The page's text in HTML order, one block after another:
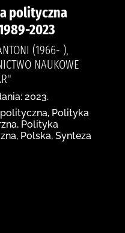
polityczna
2023
(1966- ),
NAUKOWE
2023.
Polityka
Polityka
Polska, Synteza